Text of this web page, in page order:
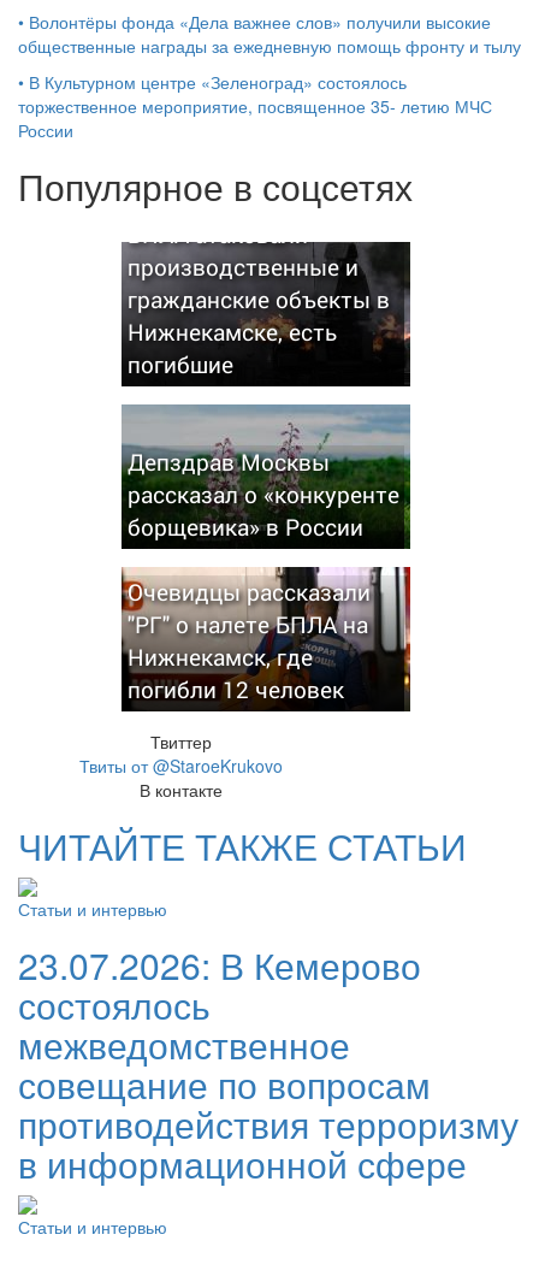
• Волонтёры фонда «Дела важнее слов» получили высокие
общественные награды за ежедневную помощь фронту и тылу
• В Культурном центре «Зеленоград» состоялось
торжественное мероприятие, посвященное 35- летию МЧС
России
Популярное в соцсетях
БПЛА атаковали
производственные и
гражданские объекты в
Нижнекамске, есть
погибшие
Депздрав Москвы
рассказал о «конкуренте
борщевика» в России
Очевидцы рассказали
"РГ" о налете БПЛА на
Нижнекамск, где
погибли 12 человек
Твиттер
Твиты от @StaroeKrukovo
В контакте
ЧИТАЙТЕ ТАКЖЕ СТАТЬИ
Статьи и интервью
23.07.2026: В Кемерово
состоялось
межведомственное
совещание по вопросам
противодействия терроризму
в информационной сфере
Статьи и интервью